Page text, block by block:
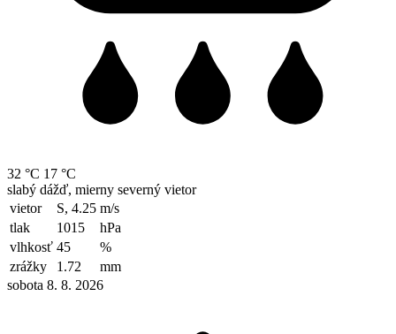
32 °C 17 °C
slabý dážď, mierny severný vietor
vietor
S, 4.25 m/s
tlak
1015
hPa
vlhkosť 45
%
zrážky
1.72
mm
sobota 8. 8. 2026